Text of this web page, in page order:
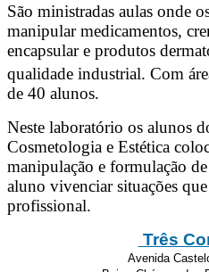
São ministradas aulas onde
manipular medicamentos,
encapsular e produtos
qualidade industrial. Com
de 40 alunos.
Neste laboratório os alunos
Cosmetologia e Estética
manipulação e formulação
aluno vivenciar situações
profissional.
Três
Avenida